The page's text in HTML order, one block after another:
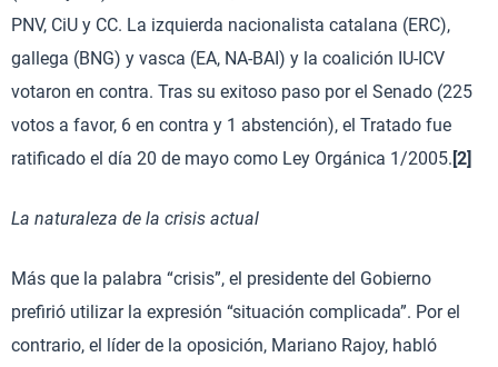
PNV, CiU y CC. La izquierda nacionalista catalana (ERC),
gallega (BNG) y vasca (EA, NA-BAI) y la coalición IU-ICV
votaron en contra. Tras su exitoso paso por el Senado (225
votos a favor, 6 en contra y 1 abstención), el Tratado fue
ratificado el día 20 de mayo como Ley Orgánica 1/2005. [2]
La naturaleza de la crisis actual
Más que la palabra “crisis”, el presidente del Gobierno
prefirió utilizar la expresión “situación complicada”. Por el
contrario, el líder de la oposición, Mariano Rajoy, habló